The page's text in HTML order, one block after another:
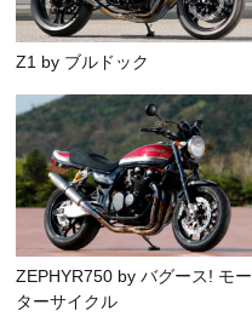
Z1 by ブルドック
ZEPHYR750 by バグース! モー
ターサイクル